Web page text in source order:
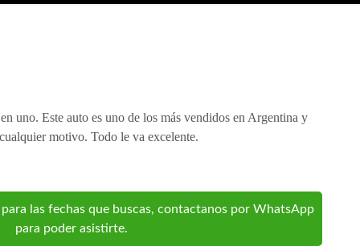
uno. Este auto es uno de los más vendidos en Argentina y
motivo. Todo le va excelente.
las fechas que buscas, contactanos por WhatsApp
para poder asistirte.